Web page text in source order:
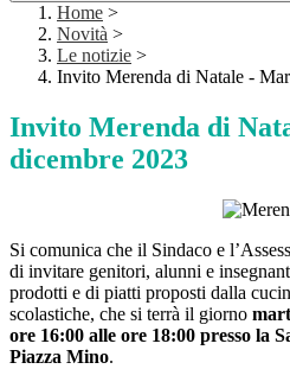
Home >
Novità >
Le notizie >
Invito Merenda di Natale -
Invito Merenda di
dicembre 2023
Si comunica che il Sindaco e
di invitare genitori, alunni e
prodotti e di piatti proposti dalla
scolastiche, che si terrà il giorno
ore 16:00 alle ore 18:00 presso la
Piazza Mino.